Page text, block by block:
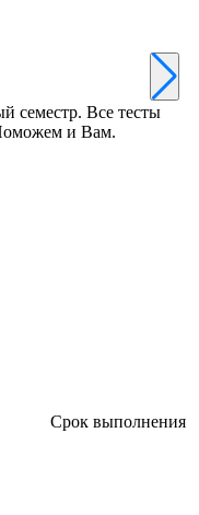
семестр. Все тесты
и Вам.
Срок выполнения